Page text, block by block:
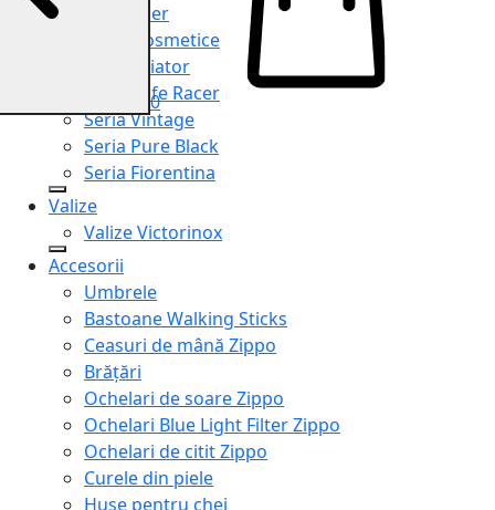
Organiser
Truse cosmetice
Seria Aviator
Seria Cafe Racer
Seria Vintage
Seria Pure Black
Seria Fiorentina
Valize
Valize Victorinox
Accesorii
Umbrele
Bastoane Walking Sticks
Ceasuri de mână Zippo
Brățări
Ochelari de soare Zippo
Ochelari Blue Light Filter Zippo
Ochelari de citit Zippo
Curele din piele
Huse pentru chei
0